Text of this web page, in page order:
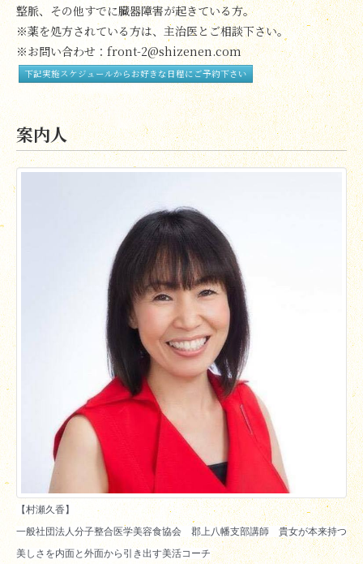
整脈、その他すでに臓器障害が起きている方。
※薬を処方されている方は、主治医とご相談下さい。
※お問い合わせ：front-2@shizenen.com
下記実施スケジュールからお好きな日程にご予約下さい
案内人
【村瀬久香】
一般社団法人分子整合医学美容食協会　郡上八幡支部講師　貴女が本来持つ
美しさを内面と外面から引き出す美活コーチ